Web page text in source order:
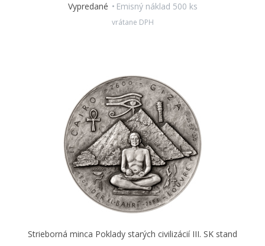
Vypredané
Emisný náklad 500 ks
vrátane DPH
Strieborná minca Poklady starých civilizácií III. SK stand